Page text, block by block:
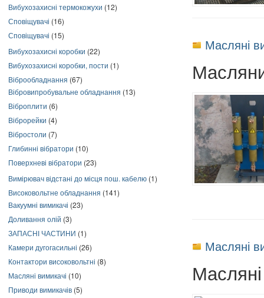
Вибухозахисні термокожухи (12)
Сповіщувачі (16)
Сповіщувачі (15)
Вибухозахисні коробки (22)
Вибухозахисні коробки, пости (1)
Віброобладнання (67)
Вібровипробувальне обладнання (13)
Віброплити (6)
Віброрейки (4)
Вібростоли (7)
Глибинні вібратори (10)
Поверхневі вібратори (23)
Вимірювач відстані до місця пош. кабелю (1)
Високовольтне обладнання (141)
Вакуумні вимикачі (23)
Доливання олій (3)
ЗАПАСНІ ЧАСТИНИ (1)
Камери дугогасильні (26)
Контактори високовольтні (8)
Масляні вимикачі (10)
Приводи вимикачів (5)
Масляні
Масляні